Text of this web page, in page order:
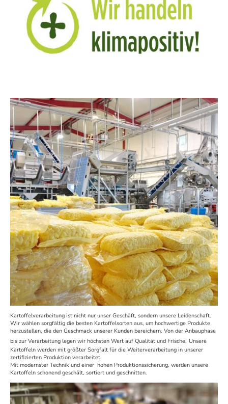
Kartoffelverarbeitung ist nicht nur unser Geschäft, sondern unsere Leidenschaft.
Wir wählen sorgfältig die besten Kartoffelsorten aus, um hochwertige Produkte
herzustellen, die den Geschmack unserer Kunden bereichern. Von der Anbauphase
bis zur Verarbeitung legen wir höchsten Wert auf Qualität und Frische. Unsere
Kartoffeln werden mit größter Sorgfalt für die Weiterverarbeitung in unserer
zertifizierten Produktion verarbeitet.
Mit modernster Technik und einer hohen Produktionssicherung, werden unsere
Kartoffeln schonend geschält, sortiert und geschnitten.